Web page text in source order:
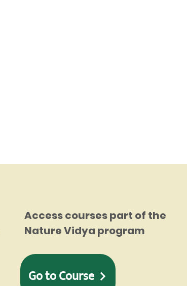
Access courses part of the
Nature Vidya program
Go to Course